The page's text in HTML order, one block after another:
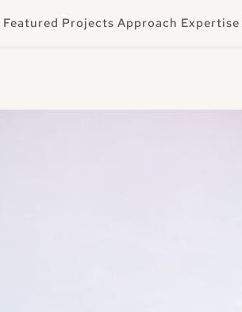
Featured Projects Approach Expertise